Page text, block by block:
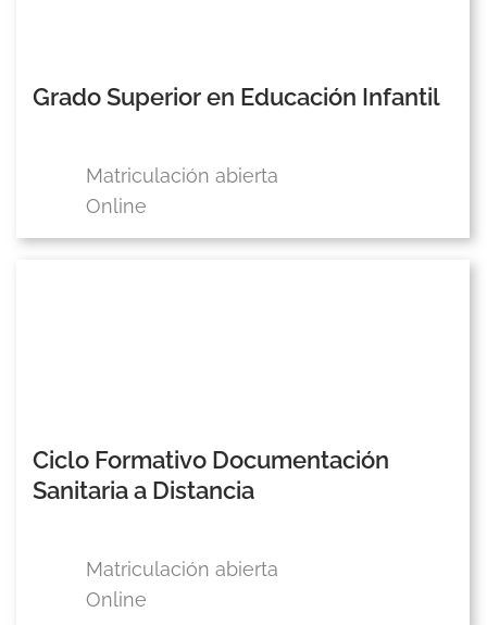
Grado Superior en Educación Infantil
Matriculación abierta
Online
Ciclo Formativo Documentación
Sanitaria a Distancia
Matriculación abierta
Online